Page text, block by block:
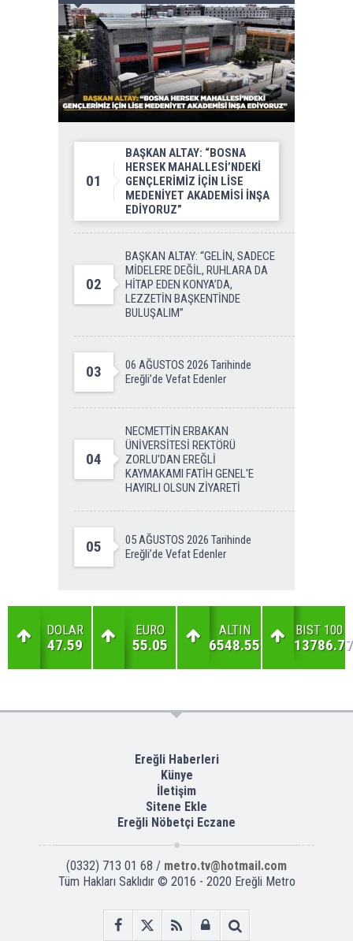
01
BAŞKAN ALTAY: “BOSNA
HERSEK MAHALLESİ’NDEKİ
GENÇLERİMİZ İÇİN LİSE
MEDENİYET AKADEMİSİ İNŞA
EDİYORUZ”
02
BAŞKAN ALTAY: “GELİN, SADECE
MİDELERE DEĞİL, RUHLARA DA
HİTAP EDEN KONYA’DA,
LEZZETİN BAŞKENTİNDE
BULUŞALIM”
03
06 AĞUSTOS 2026 Tarihinde
Ereğli’de Vefat Edenler
04
NECMETTİN ERBAKAN
ÜNİVERSİTESİ REKTÖRÜ
ZORLU'DAN EREĞLİ
KAYMAKAMI FATİH GENEL'E
HAYIRLI OLSUN ZİYARETİ
05
05 AĞUSTOS 2026 Tarihinde
Ereğli’de Vefat Edenler
DOLAR
47.59
EURO
55.05
ALTIN
6548.55
BIST 100
13786.77
Ereğli Haberleri
Künye
İletişim
Sitene Ekle
Ereğli Nöbetçi Eczane
(0332) 713 01 68 / metro.tv@hotmail.com
Tüm Hakları Saklıdır © 2016 - 2020 Ereğli Metro